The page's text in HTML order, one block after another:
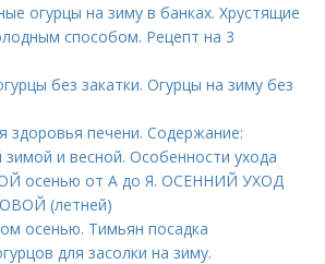
огурцы на зиму в банках. Хрустящие
способом. Рецепт на 3
без закатки. Огурцы на зиму без
здоровья печени. Содержание:
и весной. Особенности ухода
осенью от А до Я. ОСЕННИЙ УХОД
(летней)
осенью. Тимьян посадка
для засолки на зиму.